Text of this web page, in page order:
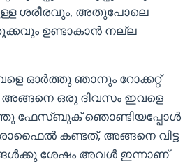
ശരീരവും, അതുപോലെ
ഉണ്ടാകാൻ നല്ല
ഓർത്തു ഞാനും റോക്കറ്റ്
അങ്ങനെ ഒരു ദിവസം ഇവളെ
ഫേസ്ബുക് ഞൊണ്ടിയപ്പോൾ
കണ്ടത്, അങ്ങനെ വിട്ട
ശേഷം അവൾ ഇന്നാണ്